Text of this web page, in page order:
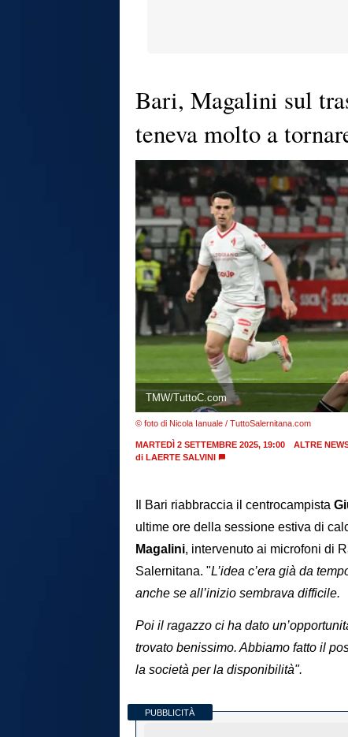
Bari, Magalini sul
teneva molto a
TMW/TuttoC.com
© foto di Nicola Ianuale / TuttoSalernitana.com
MARTEDÌ 2 SETTEMBRE 2025, 19:00
ALTRE
di LAERTE SALVINI
Il Bari riabbraccia il centrocampista
ultime ore della sessione estiva di
Magalini, intervenuto ai microfoni di
Salernitana. "L’idea c’era già da
anche se all’inizio sembrava difficile.
Poi il ragazzo ci ha dato
trovato benissimo. Abbiamo fatto il
la società per la disponibilità".
PUBBLICITÀ